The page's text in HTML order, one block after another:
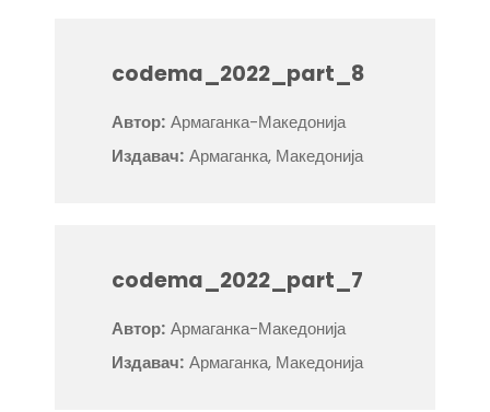
codema_2022_part_8
Автор: Армаганка-Македонија
Издавач: Армаганка, Македонија
codema_2022_part_7
Автор: Армаганка-Македонија
Издавач: Армаганка, Македонија